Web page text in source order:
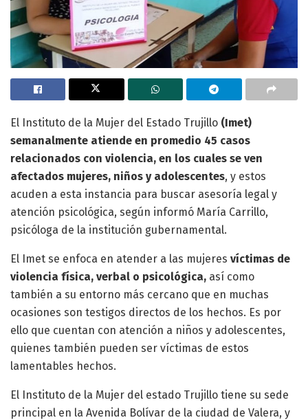
El Instituto de la Mujer del Estado Trujillo (Imet)
semanalmente atiende en promedio 45 casos
relacionados con violencia, en los cuales se ven
afectados mujeres, niños y adolescentes, y estos
acuden a esta instancia para buscar asesoría legal y
atención psicológica, según informó María Carrillo,
psicóloga de la institución gubernamental.
El Imet se enfoca en atender a las mujeres víctimas de
violencia física, verbal o psicológica, así como
también a su entorno más cercano que en muchas
ocasiones son testigos directos de los hechos. Es por
ello que cuentan con atención a niños y adolescentes,
quienes también pueden ser víctimas de estos
lamentables hechos.
El Instituto de la Mujer del estado Trujillo tiene su sede
principal en la Avenida Bolívar de la ciudad de Valera, y